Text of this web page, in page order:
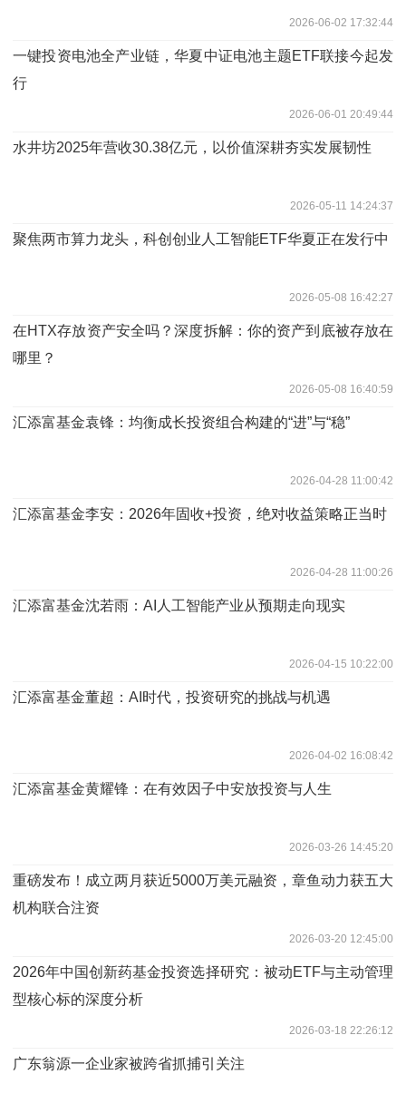
2026-06-02 17:32:44
一键投资电池全产业链，华夏中证电池主题ETF联接今起发
行
2026-06-01 20:49:44
水井坊2025年营收30.38亿元，以价值深耕夯实发展韧性
2026-05-11 14:24:37
聚焦两市算力龙头，科创创业人工智能ETF华夏正在发行中
2026-05-08 16:42:27
在HTX存放资产安全吗？深度拆解：你的资产到底被存放在
哪里？
2026-05-08 16:40:59
汇添富基金袁锋：均衡成长投资组合构建的“进”与“稳”
2026-04-28 11:00:42
汇添富基金李安：2026年固收+投资，绝对收益策略正当时
2026-04-28 11:00:26
汇添富基金沈若雨：AI人工智能产业从预期走向现实
2026-04-15 10:22:00
汇添富基金董超：AI时代，投资研究的挑战与机遇
2026-04-02 16:08:42
汇添富基金黄耀锋：在有效因子中安放投资与人生
2026-03-26 14:45:20
​重磅发布！成立两月获近5000万美元融资，章鱼动力获五大
机构联合注资
2026-03-20 12:45:00
2026年中国创新药基金投资选择研究：被动ETF与主动管理
型核心标的深度分析
2026-03-18 22:26:12
广东翁源一企业家被跨省抓捕引关注